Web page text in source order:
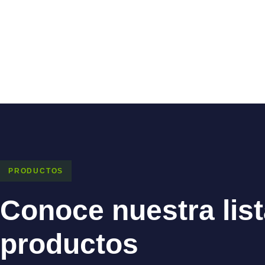
PRODUCTOS
Conoce nuestra
productos